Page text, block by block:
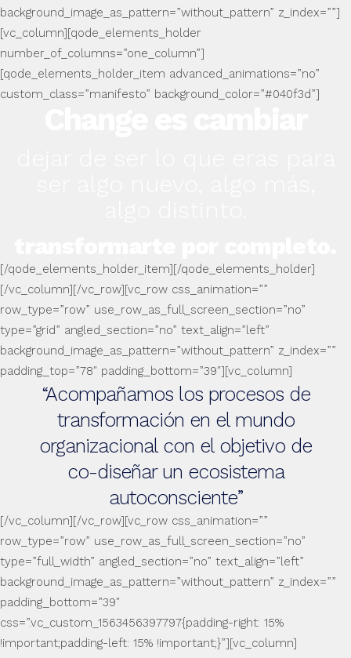
background_image_as_pattern=”without_pattern” z_index=””]
[vc_column][qode_elements_holder
number_of_columns=”one_column”]
[qode_elements_holder_item advanced_animations=”no”
custom_class=”manifesto” background_color=”#040f3d”]
[/qode_elements_holder_item][/qode_elements_holder]
[/vc_column][/vc_row][vc_row css_animation=””
row_type=”row” use_row_as_full_screen_section=”no”
type=”grid” angled_section=”no” text_align=”left”
background_image_as_pattern=”without_pattern” z_index=””
padding_top=”78″ padding_bottom=”39″][vc_column]
“Acompañamos los procesos de
transformación en el mundo
organizacional con el objetivo de
co-diseñar un ecosistema
autoconsciente”
[/vc_column][/vc_row][vc_row css_animation=””
row_type=”row” use_row_as_full_screen_section=”no”
type=”full_width” angled_section=”no” text_align=”left”
background_image_as_pattern=”without_pattern” z_index=””
padding_bottom=”39″
css=”.vc_custom_1563456397797{padding-right: 15%
!important;padding-left: 15% !important;}”][vc_column]